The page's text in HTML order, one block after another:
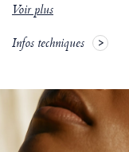
Voir plus
Infos techniques